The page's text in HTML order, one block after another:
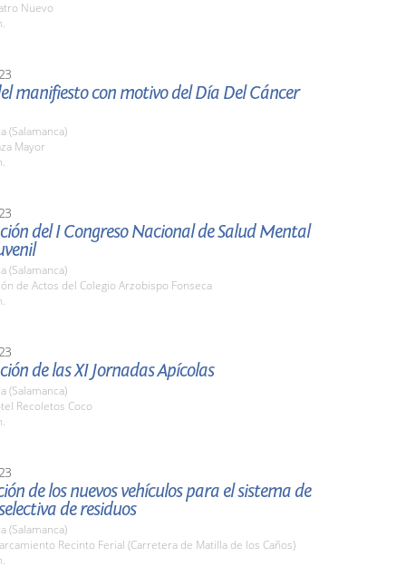
Nuevo
manifiesto con motivo del Día Del Cáncer
(Salamanca)
Mayor
del I Congreso Nacional de Salud Mental
(Salamanca)
de Actos del Colegio Arzobispo Fonseca
de las XI Jornadas Apícolas
(Salamanca)
Recoletos Coco
de los nuevos vehículos para el sistema de
de residuos
(Salamanca)
Recinto Ferial (Carretera de Matilla de los Caños)